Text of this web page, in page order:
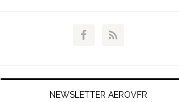
NEWSLETTER AEROVFR